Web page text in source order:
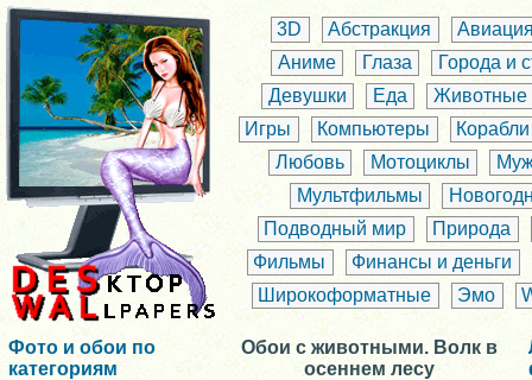
3D Абстракция
Аниме
Глаза
Города и
Девушки
Еда
Животные
Игры
Компьютеры
Корабли
Любовь
Мотоциклы
Мультфильмы
Подводный мир
Природа
Фильмы
Финансы и деньги
Широкоформатные
Эмо
Фото и обои по
категориям
Обои с животными. Волк в
осеннем лесу